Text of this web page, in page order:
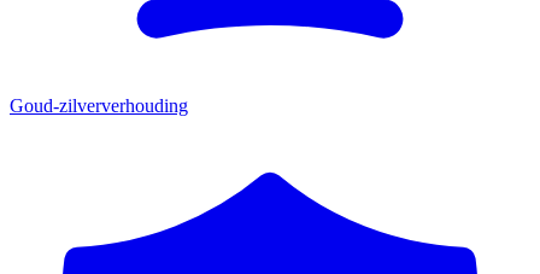
Goud-zilververhouding